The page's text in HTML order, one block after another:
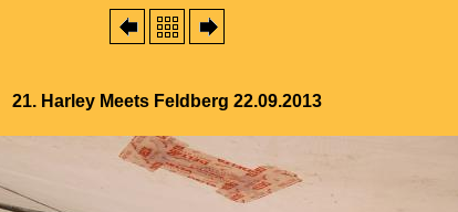
21. Harley Meets Feldberg 22.09.2013